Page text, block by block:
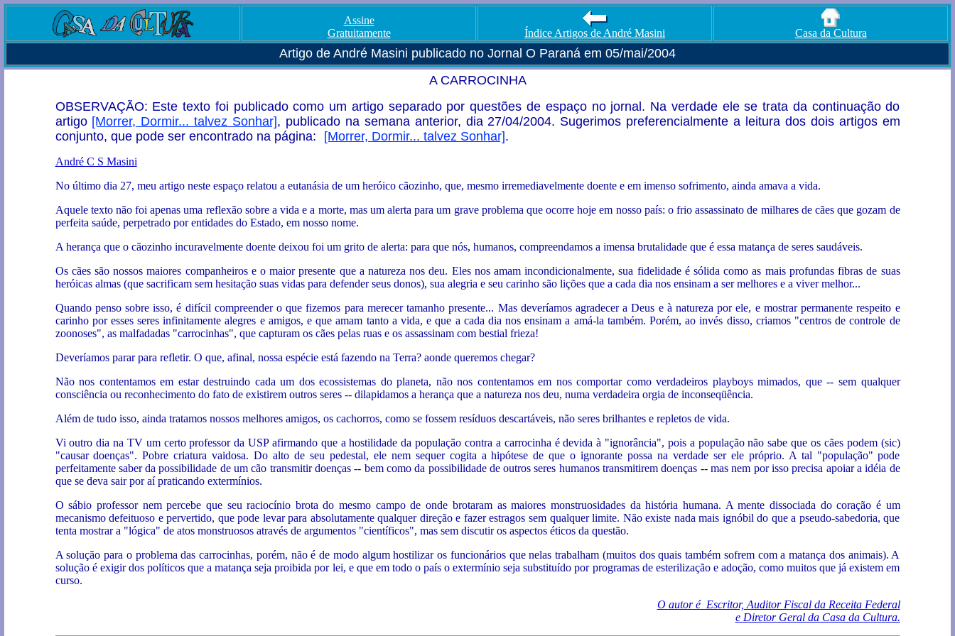
Assine
Gratuitamente
Índice Artigos de André Masini Casa da Cultura
Artigo de André Masini publicado no Jornal O Paraná em 05/mai/2004
A CARROCINHA
OBSERVAÇÃO: Este texto foi publicado como um artigo separado por questões de espaço no jornal. Na verdade ele se trata da continuação do
artigo [Morrer, Dormir... talvez Sonhar], publicado na semana anterior, dia 27/04/2004. Sugerimos preferencialmente a leitura dos dois artigos em
conjunto, que pode ser encontrado na página:
[Morrer, Dormir... talvez Sonhar].
André C S Masini
No último dia 27, meu artigo neste espaço relatou a eutanásia de um heróico cãozinho, que, mesmo irremediavelmente doente e em imenso sofrimento, ainda amava a vida.
Aquele texto não foi apenas uma reflexão sobre a vida e a morte, mas um alerta para um grave problema que ocorre hoje em nosso país: o frio assassinato de milhares de cães que gozam de
perfeita saúde, perpetrado por entidades do Estado, em nosso nome.
A herança que o cãozinho incuravelmente doente deixou foi um grito de alerta: para que nós, humanos, compreendamos a imensa brutalidade que é essa matança de seres saudáveis.
Os cães são nossos maiores companheiros e o maior presente que a natureza nos deu. Eles nos amam incondicionalmente, sua fidelidade é sólida como as mais profundas fibras de suas
heróicas almas (que sacrificam sem hesitação suas vidas para defender seus donos), sua alegria e seu carinho são lições que a cada dia nos ensinam a ser melhores e a viver melhor...
Quando penso sobre isso, é difícil compreender o que fizemos para merecer tamanho presente... Mas deveríamos agradecer a Deus e à natureza por ele, e mostrar permanente respeito e
carinho por esses seres infinitamente alegres e amigos, e que amam tanto a vida, e que a cada dia nos ensinam a amá-la também. Porém, ao invés disso, criamos "centros de controle de
zoonoses", as malfadadas "carrocinhas", que capturam os cães pelas ruas e os assassinam com bestial frieza!
Deveríamos parar para refletir. O que, afinal, nossa espécie está fazendo na Terra? aonde queremos chegar?
Não nos contentamos em estar destruindo cada um dos ecossistemas do planeta, não nos contentamos em nos comportar como verdadeiros playboys mimados, que -- sem qualquer
consciência ou reconhecimento do fato de existirem outros seres -- dilapidamos a herança que a natureza nos deu, numa verdadeira orgia de inconseqüência.
Além de tudo isso, ainda tratamos nossos melhores amigos, os cachorros, como se fossem resíduos descartáveis, não seres brilhantes e repletos de vida.
Vi outro dia na TV um certo professor da USP afirmando que a hostilidade da população contra a carrocinha é devida à "ignorância", pois a população não sabe que os cães podem (sic)
"causar doenças". Pobre criatura vaidosa. Do alto de seu pedestal, ele nem sequer cogita a hipótese de que o ignorante possa na verdade ser ele próprio. A tal "população" pode
perfeitamente saber da possibilidade de um cão transmitir doenças -- bem como da possibilidade de outros seres humanos transmitirem doenças -- mas nem por isso precisa apoiar a idéia de
que se deva sair por aí praticando extermínios.
O sábio professor nem percebe que seu raciocínio brota do mesmo campo de onde brotaram as maiores monstruosidades da história humana. A mente dissociada do coração é um
mecanismo defeituoso e pervertido, que pode levar para absolutamente qualquer direção e fazer estragos sem qualquer limite. Não existe nada mais ignóbil do que a pseudo-sabedoria, que
tenta mostrar a "lógica" de atos monstruosos através de argumentos "científicos", mas sem discutir os aspectos éticos da questão.
A solução para o problema das carrocinhas, porém, não é de modo algum hostilizar os funcionários que nelas trabalham (muitos dos quais também sofrem com a matança dos animais). A
solução é exigir dos políticos que a matança seja proibida por lei, e que em todo o país o extermínio seja substituído por programas de esterilização e adoção, como muitos que já existem em
curso.
O autor é Escritor, Auditor Fiscal da Receita Federal
e Diretor Geral da Casa da Cultura.